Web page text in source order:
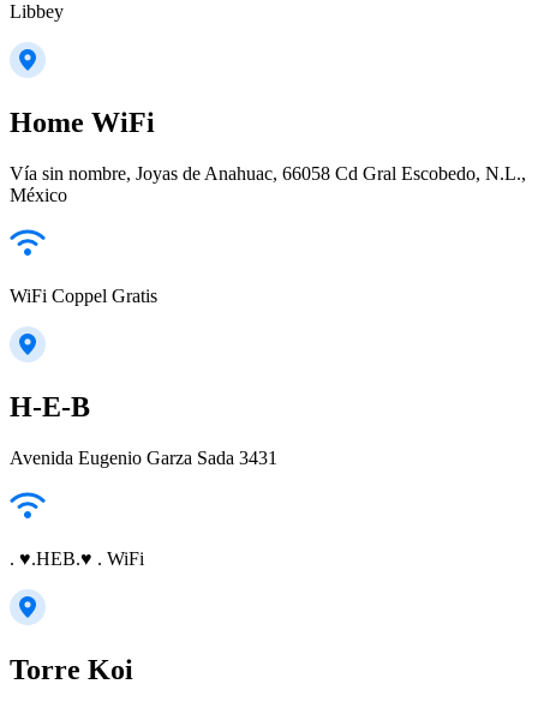
Libbey
Home WiFi
Vía sin nombre, Joyas de Anahuac, 66058 Cd Gral Escobedo, N.L.,
México
WiFi Coppel Gratis
H-E-B
Avenida Eugenio Garza Sada 3431
. ♥.HEB.♥ . WiFi
Torre Koi